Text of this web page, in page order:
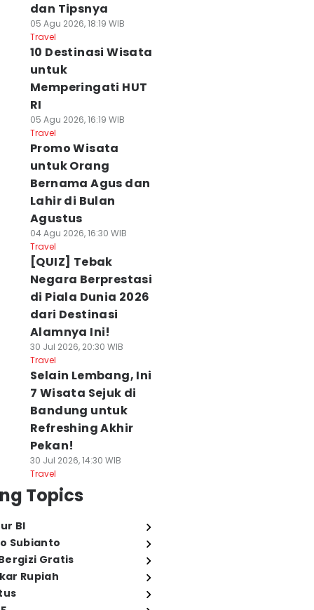
dan Tipsnya
05 Agu 2026, 18:19 WIB
Travel
10 Destinasi Wisata
untuk
Memperingati HUT
RI
05 Agu 2026, 16:19 WIB
Travel
Promo Wisata
untuk Orang
Bernama Agus dan
Lahir di Bulan
Agustus
04 Agu 2026, 16:30 WIB
Travel
[QUIZ] Tebak
Negara Berprestasi
di Piala Dunia 2026
dari Destinasi
Alamnya Ini!
30 Jul 2026, 20:30 WIB
Travel
Selain Lembang, Ini
7 Wisata Sejuk di
Bandung untuk
Refreshing Akhir
Pekan!
30 Jul 2026, 14:30 WIB
Travel
Topics
BI
Subianto
Gratis
Rupiah